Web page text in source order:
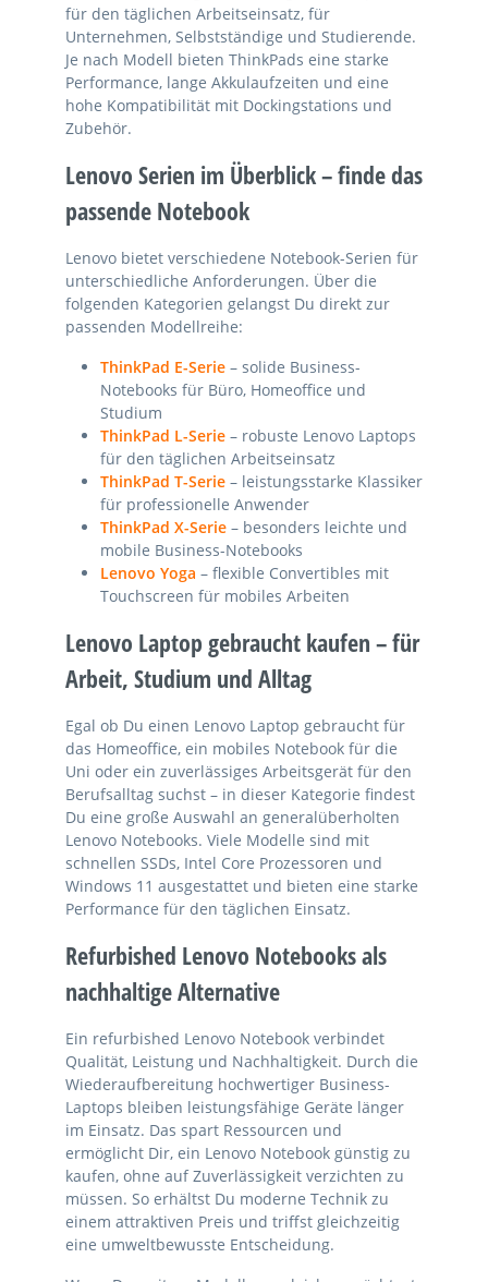
für den täglichen Arbeitseinsatz, für
Unternehmen, Selbstständige und Studierende.
Je nach Modell bieten ThinkPads eine starke
Performance, lange Akkulaufzeiten und eine
hohe Kompatibilität mit Dockingstations und
Zubehör.
Lenovo Serien im Überblick – finde das
passende Notebook
Lenovo bietet verschiedene Notebook-Serien für
unterschiedliche Anforderungen. Über die
folgenden Kategorien gelangst Du direkt zur
passenden Modellreihe:
ThinkPad E-Serie – solide Business-
Notebooks für Büro, Homeoffice und
Studium
ThinkPad L-Serie – robuste Lenovo Laptops
für den täglichen Arbeitseinsatz
ThinkPad T-Serie – leistungsstarke Klassiker
für professionelle Anwender
ThinkPad X-Serie – besonders leichte und
mobile Business-Notebooks
Lenovo Yoga – flexible Convertibles mit
Touchscreen für mobiles Arbeiten
Lenovo Laptop gebraucht kaufen – für
Arbeit, Studium und Alltag
Egal ob Du einen Lenovo Laptop gebraucht für
das Homeoffice, ein mobiles Notebook für die
Uni oder ein zuverlässiges Arbeitsgerät für den
Berufsalltag suchst – in dieser Kategorie findest
Du eine große Auswahl an generalüberholten
Lenovo Notebooks. Viele Modelle sind mit
schnellen SSDs, Intel Core Prozessoren und
Windows 11 ausgestattet und bieten eine starke
Performance für den täglichen Einsatz.
Refurbished Lenovo Notebooks als
nachhaltige Alternative
Ein refurbished Lenovo Notebook verbindet
Qualität, Leistung und Nachhaltigkeit. Durch die
Wiederaufbereitung hochwertiger Business-
Laptops bleiben leistungsfähige Geräte länger
im Einsatz. Das spart Ressourcen und
ermöglicht Dir, ein Lenovo Notebook günstig zu
kaufen, ohne auf Zuverlässigkeit verzichten zu
müssen. So erhältst Du moderne Technik zu
einem attraktiven Preis und triffst gleichzeitig
eine umweltbewusste Entscheidung.